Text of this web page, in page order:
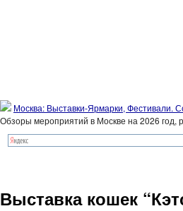
Москва: Выставки-Ярмарки, Фестивали.
Обзоры мероприятий в Москве на 2026 год,
Выставка кошек